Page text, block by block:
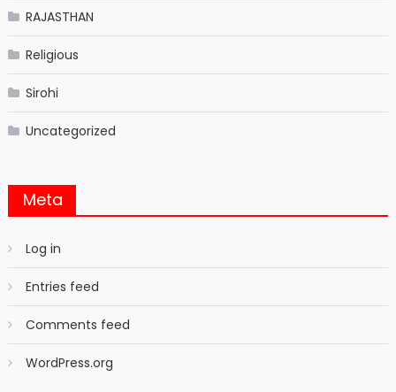
RAJASTHAN
Religious
Sirohi
Uncategorized
Meta
Log in
Entries feed
Comments feed
WordPress.org